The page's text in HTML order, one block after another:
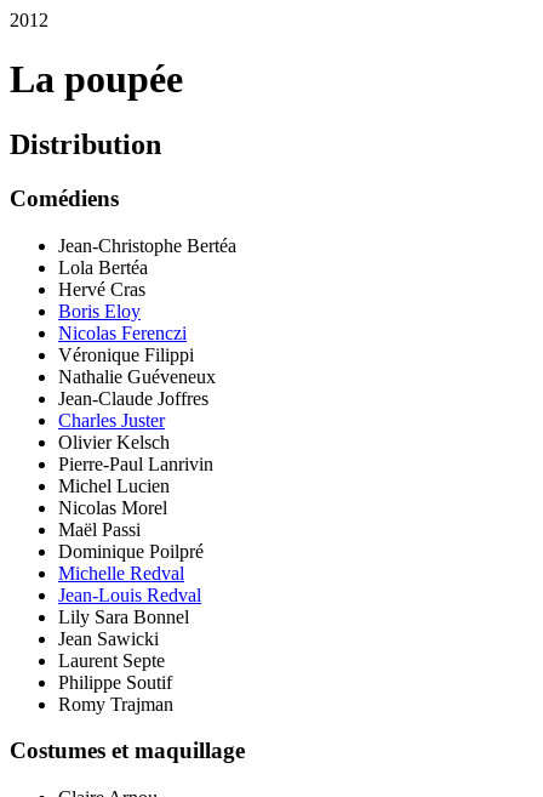
2012
La poupée
Distribution
Comédiens
Jean-Christophe Bertéa
Lola Bertéa
Hervé Cras
Boris Eloy
Nicolas Ferenczi
Véronique Filippi
Nathalie Guéveneux
Jean-Claude Joffres
Charles Juster
Olivier Kelsch
Pierre-Paul Lanrivin
Michel Lucien
Nicolas Morel
Maël Passi
Dominique Poilpré
Michelle Redval
Jean-Louis Redval
Lily Sara Bonnel
Jean Sawicki
Laurent Septe
Philippe Soutif
Romy Trajman
Costumes et maquillage